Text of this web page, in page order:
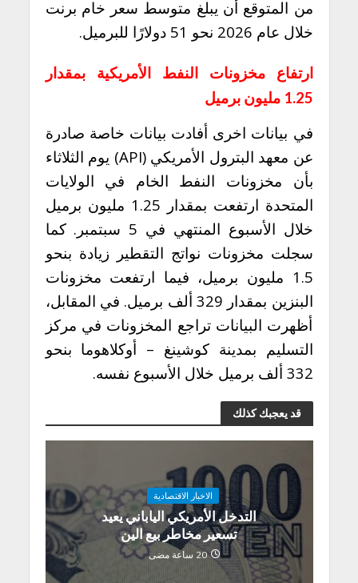
من المتوقع أن يبلغ متوسط سعر خام برنت
خلال عام 2026 نحو 51 دولارًا للبرميل.
ارتفاع مخزونات النفط الأمريكية بمقدار
1.25 مليون برميل
في بيانات اخرى أفادت بيانات خاصة صادرة
عن معهد البترول الأمريكي (API) يوم الثلاثاء
بأن مخزونات النفط الخام في الولايات
المتحدة ارتفعت بمقدار 1.25 مليون برميل
خلال الأسبوع المنتهي في 5 سبتمبر. كما
سجلت مخزونات نواتج التقطير زيادة بنحو
1.5 مليون برميل، فيما ارتفعت مخزونات
البنزين بمقدار 329 ألف برميل. في المقابل،
أظهرت البيانات تراجع المخزونات في مركز
التسليم بمدينة كوشينغ – أوكلاهوما بنحو
332 ألف برميل خلال الأسبوع نفسه.
قد يعجبك كذلك
الاخبار الاقتصادية
التدخل الأمريكي الياباني يعيد
تسعير مخاطر بيع الين
20 ساعة مضى